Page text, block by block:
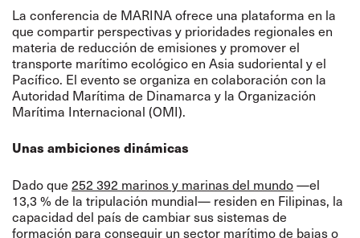
La conferencia de MARINA ofrece una plataforma en la
que compartir perspectivas y prioridades regionales en
materia de reducción de emisiones y promover el
transporte marítimo ecológico en Asia sudoriental y el
Pacífico. El evento se organiza en colaboración con la
Autoridad Marítima de Dinamarca y la Organización
Marítima Internacional (OMI).
Unas ambiciones dinámicas
Dado que 252 392 marinos y marinas del mundo—el
13,3 % de la tripulación mundial— residen en Filipinas, la
capacidad del país de cambiar sus sistemas de
formación para conseguir un sector marítimo de bajas o